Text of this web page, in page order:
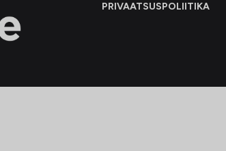
PRIVAATSUSPOLIITIKA